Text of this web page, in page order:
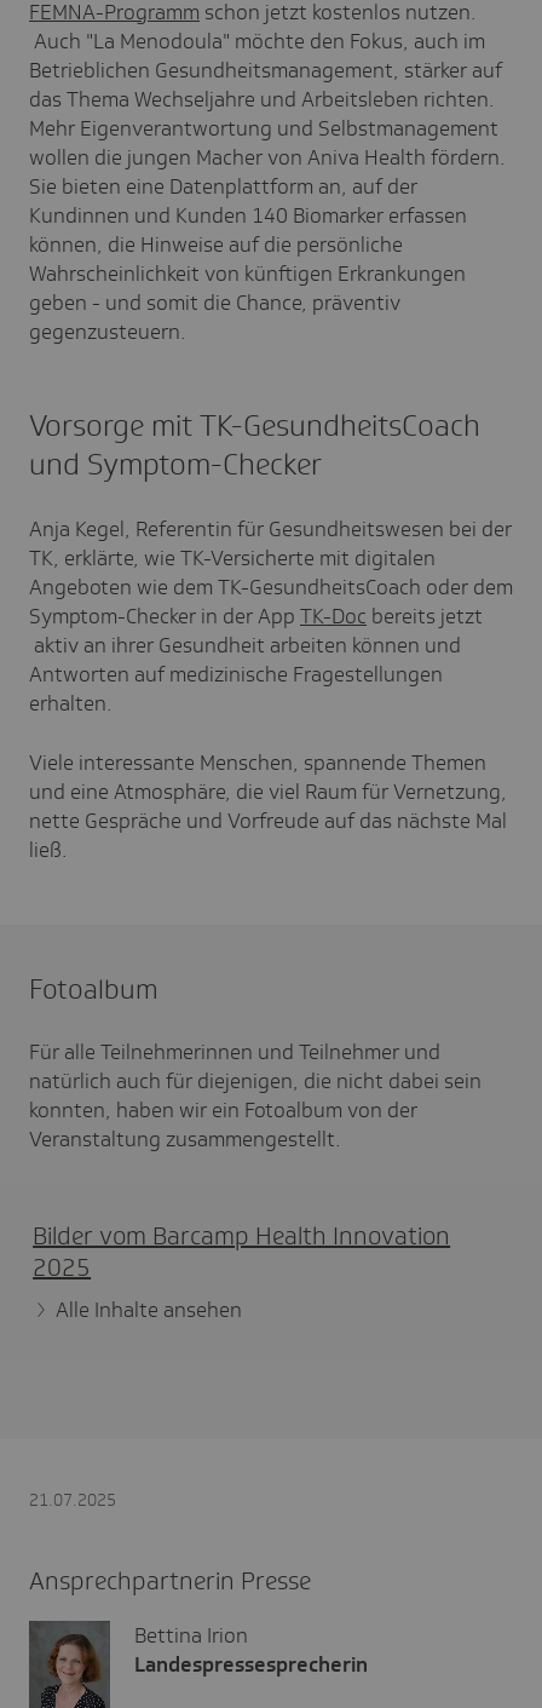
FEMNA-Programm schon jetzt kostenlos nutzen.
Auch "La Menodoula" möchte den Fokus, auch im
Betrieblichen Gesundheitsmanagement, stärker auf
das Thema Wechseljahre und Arbeitsleben richten.
Mehr Eigenverantwortung und Selbstmanagement
wollen die jungen Macher von Aniva Health fördern.
Sie bieten eine Datenplattform an, auf der
Kundinnen und Kunden 140 Biomarker erfassen
können, die Hinweise auf die persönliche
Wahrscheinlichkeit von künftigen Erkrankungen
geben - und somit die Chance, präventiv
gegenzusteuern.
Vorsorge mit TK-GesundheitsCoach
und Symptom-Checker
Anja Kegel, Referentin für Gesundheitswesen bei der
TK, erklärte, wie TK-Versicherte mit digitalen
Angeboten wie dem TK-GesundheitsCoach oder dem
Symptom-Checker in der App TK-Doc bereits jetzt
aktiv an ihrer Gesundheit arbeiten können und
Antworten auf medizinische Fragestellungen
erhalten.
Viele interessante Menschen, spannende Themen
und eine Atmosphäre, die viel Raum für Vernetzung,
nette Gespräche und Vorfreude auf das nächste Mal
ließ.
Fotoalbum
Für alle Teilnehmerinnen und Teilnehmer und
natürlich auch für diejenigen, die nicht dabei sein
konnten, haben wir ein Fotoalbum von der
Veranstaltung zusammengestellt.
Bilder vom Barcamp Health Inno­va­tion
2025
Alle Inhalte ansehen
21.07.2025
Ansprechpartnerin Presse
Bettina Irion
Landespressesprecherin